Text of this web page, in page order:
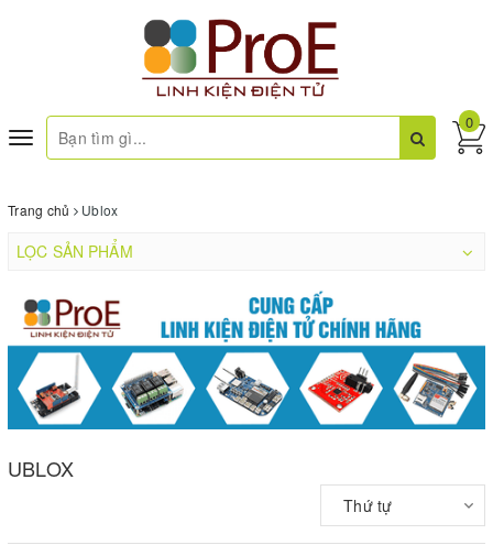
Toggle
navigation
0
Trang chủ Ublox
LỌC SẢN PHẨM
UBLOX
Thứ tự